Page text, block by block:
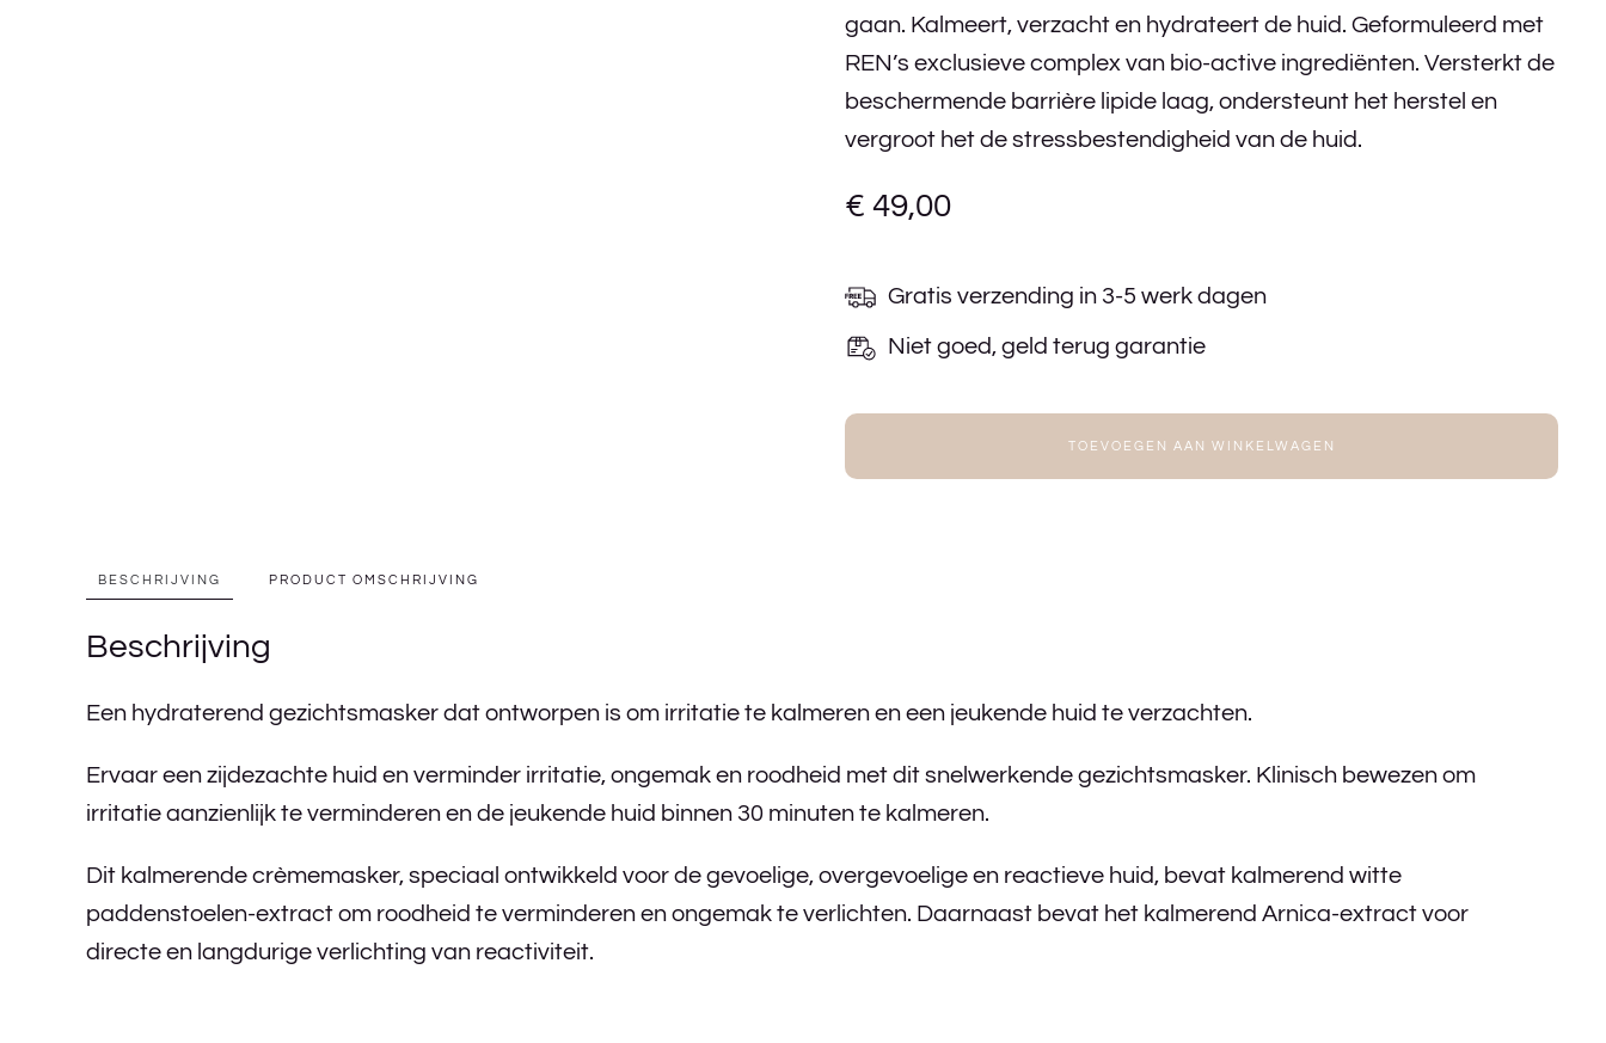
gaan. Kalmeert, verzacht en hydrateert de huid. Geformuleerd met
REN’s exclusieve complex van bio-active ingrediënten. Versterkt de
beschermende barrière lipide laag, ondersteunt het herstel en
vergroot het de stressbestendigheid van de huid.
€ 49,00
Gratis verzending in 3-5 werk dagen
Niet goed, geld terug garantie
TOEVOEGEN AAN WINKELWAGEN
BESCHRIJVING PRODUCT OMSCHRIJVING
Beschrijving
Een hydraterend gezichtsmasker dat ontworpen is om irritatie te kalmeren en een jeukende huid te verzachten.
Ervaar een zijdezachte huid en verminder irritatie, ongemak en roodheid met dit snelwerkende gezichtsmasker. Klinisch bewezen om
irritatie aanzienlijk te verminderen en de jeukende huid binnen 30 minuten te kalmeren.
Dit kalmerende crèmemasker, speciaal ontwikkeld voor de gevoelige, overgevoelige en reactieve huid, bevat kalmerend witte
paddenstoelen-extract om roodheid te verminderen en ongemak te verlichten. Daarnaast bevat het kalmerend Arnica-extract voor
directe en langdurige verlichting van reactiviteit.